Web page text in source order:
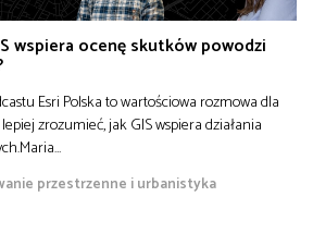
wspiera ocenę skutków powodzi
Esri Polska to wartościowa rozmowa dla
zrozumieć, jak GIS wspiera działania
przestrzenne i urbanistyka